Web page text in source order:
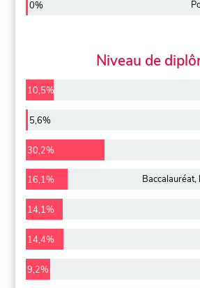
0%
Niveau de
10,5%
5,6%
30,2%
16,1% Baccalauréat,
14,1%
14,4%
9,2%